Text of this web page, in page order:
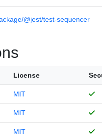
@jest/test-sequencer
License
MIT
MIT
MIT